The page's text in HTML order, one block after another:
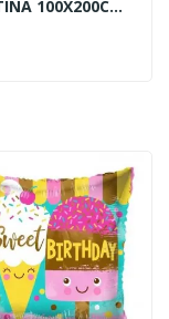
CORTINA 100X200CM MULTICOLOR